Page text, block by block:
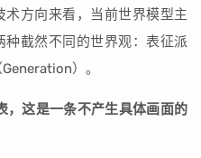
方向来看，当前世界模型主
截然不同的世界观：表征派
）。
，这是一条不产生具体画面的